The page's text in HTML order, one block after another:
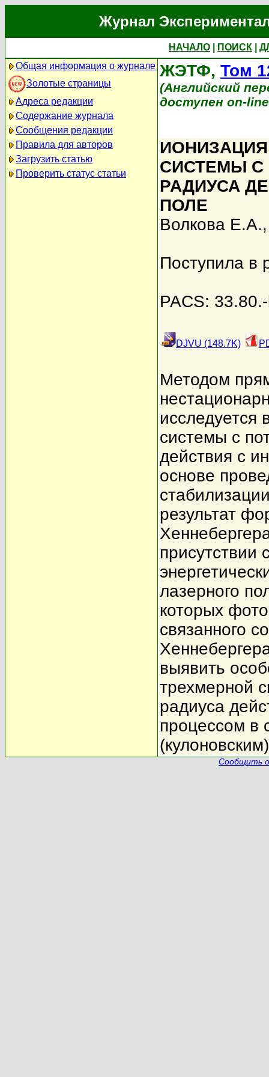
Журнал
НАЧАЛО ПОИСК
Общая информация о журнале
Золотые страницы
Адреса редакции
Содержание журнала
Сообщения редакции
Правила для авторов
Загрузить статью
Проверить статус статьи
ЖЭТФ, Том
(Английский
доступен on-
СИСТЕМЫ С
РАДИУСА
ПОЛЕ
Волкова Е.А.
Поступила в
PACS:
DJVU (148.7K)
Методом
исследуется
системы с
действия с
основе
результат
присутствии
лазерного
которых
связанного
выявить
трехмерной
радиуса
процессом в
Сообщить о